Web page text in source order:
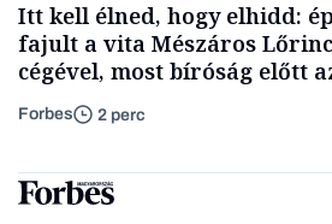
Itt kell élned, hogy elhidd:
fajult a vita Mészáros
cégével, most bíróság előtt
Forbes 2 perc